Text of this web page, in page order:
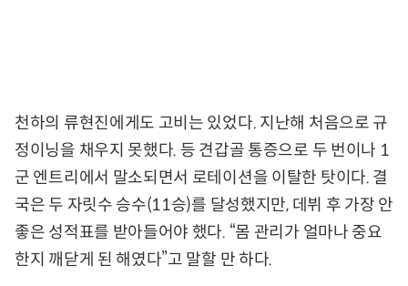
천하의 류현진에게도 고비는 있었다. 지난해 처음으로 규
정이닝을 채우지 못했다. 등 견갑골 통증으로 두 번이나 1
군 엔트리에서 말소되면서 로테이션을 이탈한 탓이다. 결
국은 두 자릿수 승수(11승)를 달성했지만, 데뷔 후 가장 안
좋은 성적표를 받아들어야 했다. “몸 관리가 얼마나 중요
한지 깨닫게 된 해였다”고 말할 만 하다.